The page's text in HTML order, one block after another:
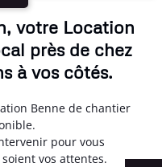
votre Location
près de chez
à vos côtés.
Benne de chantier
pour vous
vos attentes.